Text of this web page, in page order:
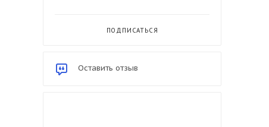
ПОДПИСАТЬСЯ
Оставить отзыв